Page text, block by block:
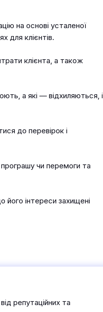
на основі усталеної
для клієнтів.
клієнта, а також
а які — відхиляються, і
до перевірок і
програшу чи перемоги та
його інтереси захищені
репутаційних та